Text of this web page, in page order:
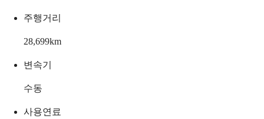
주행거리
28,699km
변속기
수동
사용연료